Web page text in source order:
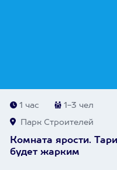
1 час 1-3 чел
Парк Строителей
Комната ярости.
будет жарким